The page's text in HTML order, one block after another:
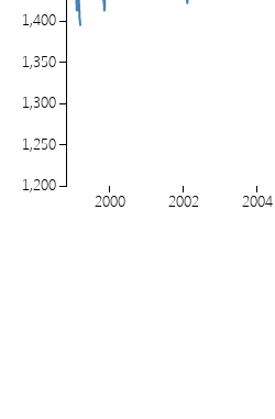
2000 2002 2004
1,200
1,250
1,300
1,350
1,400